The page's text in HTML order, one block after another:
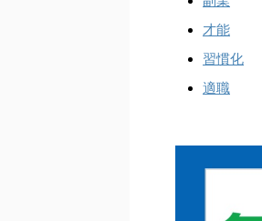
才能
習慣化
適職